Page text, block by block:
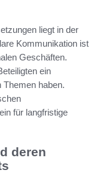
liegt in der
Kommunikation ist
Geschäften.
ein
Themen haben.
für langfristige
deren